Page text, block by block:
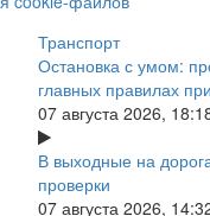
Транспорт
Остановка с умом:
главных правилах
07 августа 2026,
В выходные на
проверки
07 августа 2026,